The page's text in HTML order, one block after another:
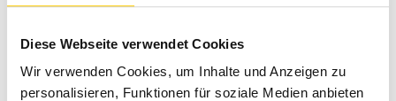
Diese Webseite verwendet Cookies
Wir verwenden Cookies, um Inhalte und Anzeigen zu
personalisieren, Funktionen für soziale Medien anbieten